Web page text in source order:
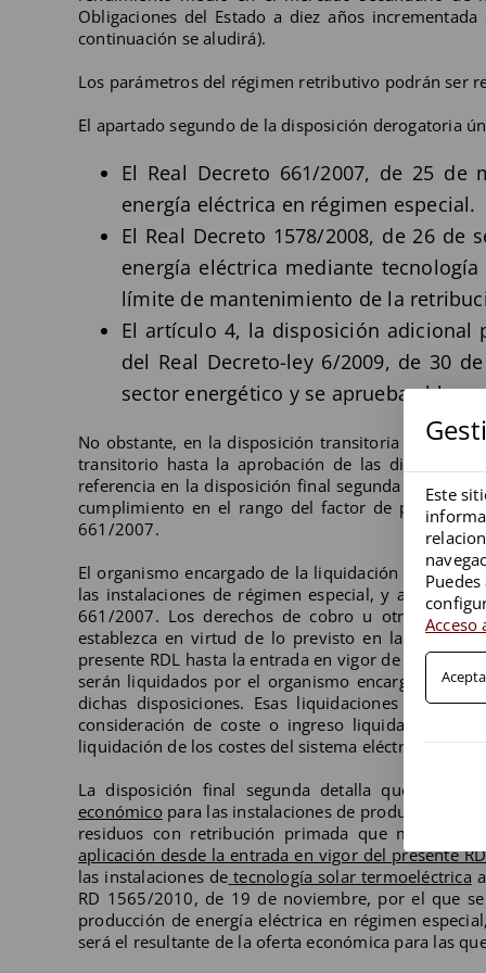
Obligaciones del Estado a diez años
continuación se aludirá).
Los parámetros del régimen retributivo podrán ser
El apartado segundo de la disposición derogatoria
El Real Decreto 661/2007, de 25
energía eléctrica en régimen especial.
El Real Decreto 1578/2008, de 26
energía eléctrica mediante
límite de mantenimiento de la
El artículo 4, la disposición
del Real Decreto-ley 6/2009, de 30
sector energético y se aprueba el
No obstante, en la disposición transitoria tercera
transitorio hasta la aprobación de las
referencia en la disposición final segunda del
cumplimiento en el rango del factor de potencia
661/2007.
El organismo encargado de la liquidación abonará,
las instalaciones de régimen especial, y aquellas
661/2007. Los derechos de cobro u otras
establezca en virtud de lo previsto en la
presente RDL hasta la entrada en vigor de las
serán liquidados por el organismo encargado de
dichas disposiciones. Esas liquidaciones
consideración de coste o ingreso liquidable del
liquidación de los costes del sistema eléctrico.
La disposición final segunda detalla que el
económicopara las instalaciones de producción de
residuos con retribución primada que
aplicación desde la entrada en vigor del presente
las instalaciones de tecnología solar termoeléctrica
RD 1565/2010, de 19 de noviembre, por el que
producción de energía eléctrica en régimen
será el resultante de la oferta económica para las
Este
Acceso